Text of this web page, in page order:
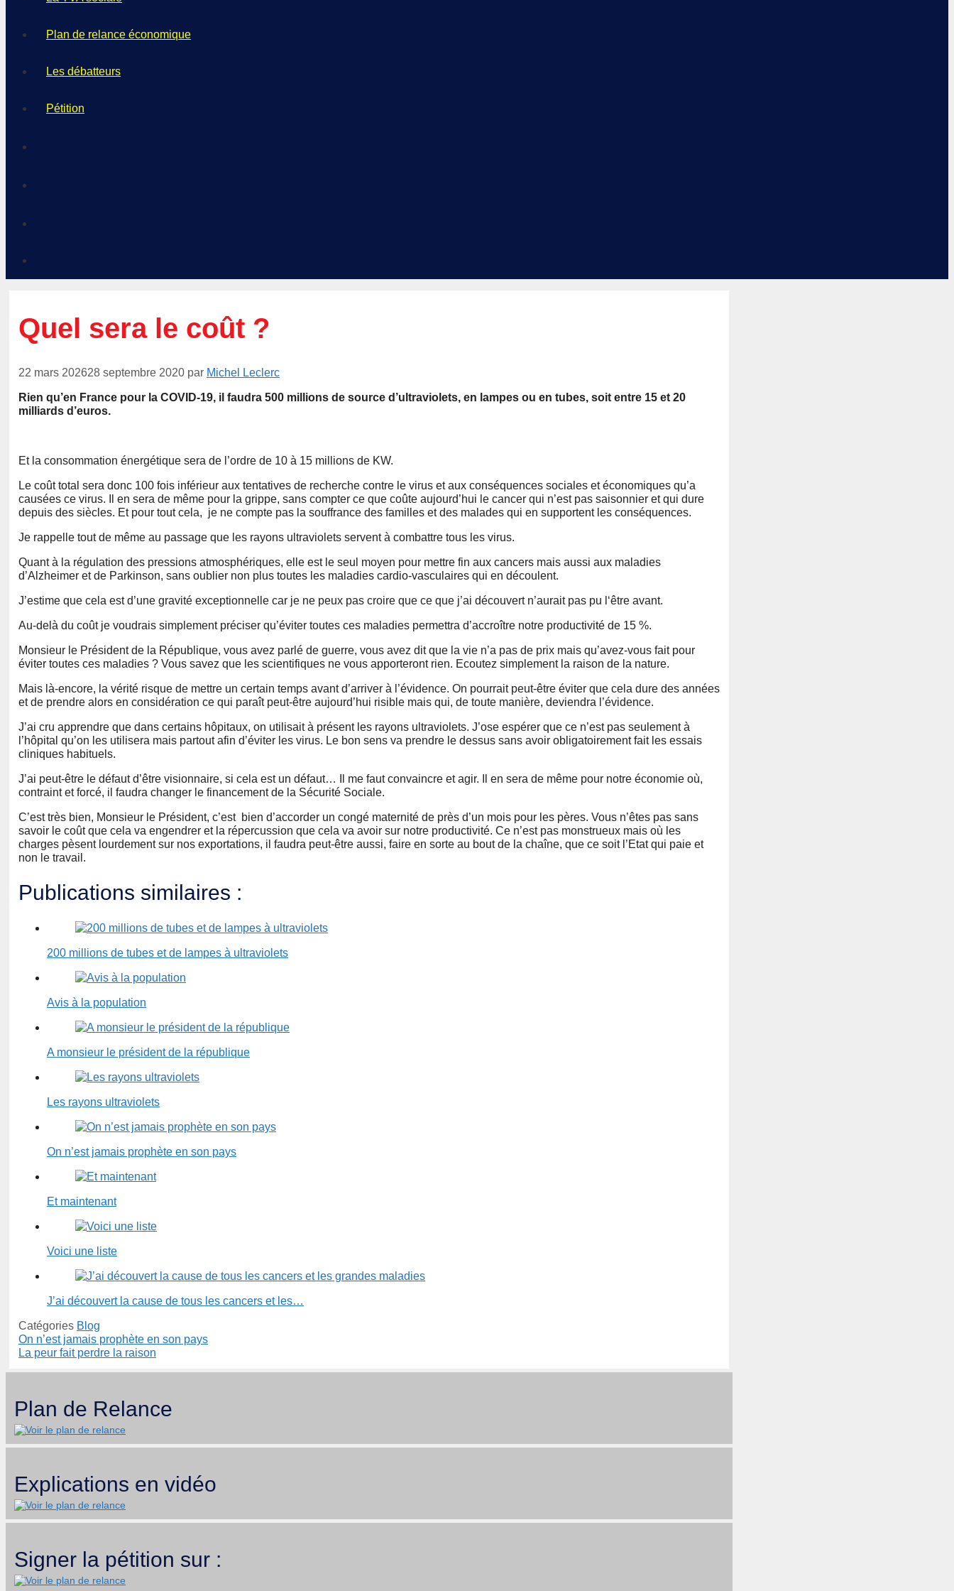
Plan de relance économique
Les débatteurs
Pétition
Quel sera le coût ?
22 mars 202628 septembre 2020 par Michel Leclerc
Rien qu’en France pour la COVID-19, il faudra 500 millions de source d’ultraviolets, en lampes ou en tubes, soit entre 15 et 20
milliards d’euros.
Et la consommation énergétique sera de l’ordre de 10 à 15 millions de KW.
Le coût total sera donc 100 fois inférieur aux tentatives de recherche contre le virus et aux conséquences sociales et économiques qu’a
causées ce virus. Il en sera de même pour la grippe, sans compter ce que coûte aujourd’hui le cancer qui n’est pas saisonnier et qui dure
depuis des siècles. Et pour tout cela, je ne compte pas la souffrance des familles et des malades qui en supportent les conséquences.
Je rappelle tout de même au passage que les rayons ultraviolets servent à combattre tous les virus.
Quant à la régulation des pressions atmosphériques, elle est le seul moyen pour mettre fin aux cancers mais aussi aux maladies
d’Alzheimer et de Parkinson, sans oublier non plus toutes les maladies cardio-vasculaires qui en découlent.
J’estime que cela est d’une gravité exceptionnelle car je ne peux pas croire que ce que j’ai découvert n’aurait pas pu l‘être avant.
Au-delà du coût je voudrais simplement préciser qu’éviter toutes ces maladies permettra d’accroître notre productivité de 15 %.
Monsieur le Président de la République, vous avez parlé de guerre, vous avez dit que la vie n’a pas de prix mais qu’avez-vous fait pour
éviter toutes ces maladies ? Vous savez que les scientifiques ne vous apporteront rien. Ecoutez simplement la raison de la nature.
Mais là-encore, la vérité risque de mettre un certain temps avant d’arriver à l’évidence. On pourrait peut-être éviter que cela dure des années
et de prendre alors en considération ce qui paraît peut-être aujourd’hui risible mais qui, de toute manière, deviendra l’évidence.
J’ai cru apprendre que dans certains hôpitaux, on utilisait à présent les rayons ultraviolets. J’ose espérer que ce n’est pas seulement à
l’hôpital qu’on les utilisera mais partout afin d’éviter les virus. Le bon sens va prendre le dessus sans avoir obligatoirement fait les essais
cliniques habituels.
J’ai peut-être le défaut d’être visionnaire, si cela est un défaut… Il me faut convaincre et agir. Il en sera de même pour notre économie où,
contraint et forcé, il faudra changer le financement de la Sécurité Sociale.
C’est très bien, Monsieur le Président, c’est bien d’accorder un congé maternité de près d’un mois pour les pères. Vous n’êtes pas sans
savoir le coût que cela va engendrer et la répercussion que cela va avoir sur notre productivité. Ce n’est pas monstrueux mais où les
charges pèsent lourdement sur nos exportations, il faudra peut-être aussi, faire en sorte au bout de la chaîne, que ce soit l’Etat qui paie et
non le travail.
Publications similaires :
200 millions de tubes et de lampes à ultraviolets
Avis à la population
A monsieur le président de la république
Les rayons ultraviolets
On n’est jamais prophète en son pays
Et maintenant
Voici une liste
J’ai découvert la cause de tous les cancers et les…
Catégories Blog
On n’est jamais prophète en son pays
La peur fait perdre la raison
Plan de Relance
Explications en vidéo
Signer la pétition sur :